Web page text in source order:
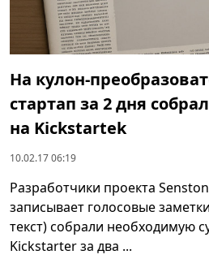
На кулон-
стартап за 2 дня
на Kickstartek
10.02.17 06:19
Разработчики проекта
записывает голосовые
текст) собрали необходимую
Kickstarter за два ...